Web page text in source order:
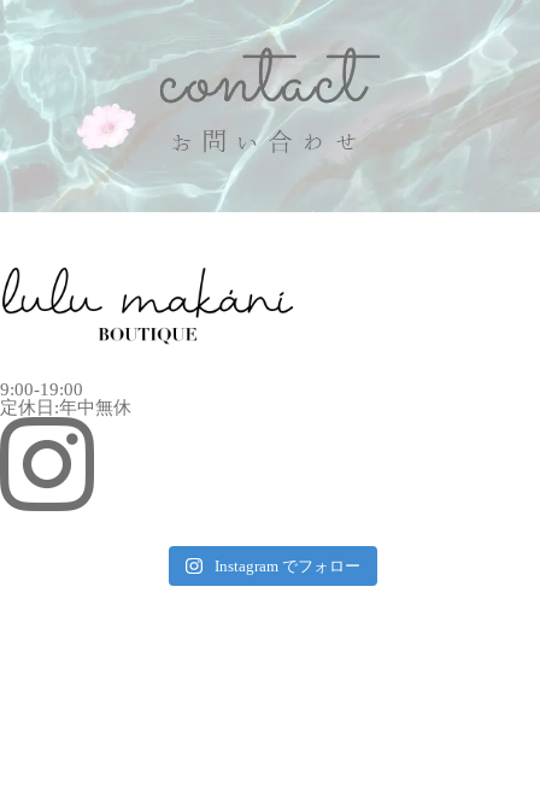
9:00-19:00
定休日:年中無休
Instagram でフォロー